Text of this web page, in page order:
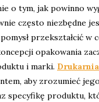
o tym, jak powinno
często niezbędne
przekształcić w
opakowania
i marki.
aby zrozumieć
specyfikę produktu,